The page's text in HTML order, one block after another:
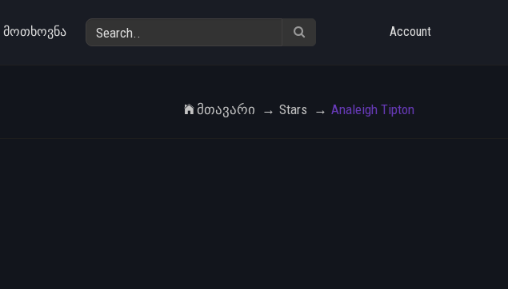
მოთხოვნა Account
Მთავარი Stars Analeigh Tipton